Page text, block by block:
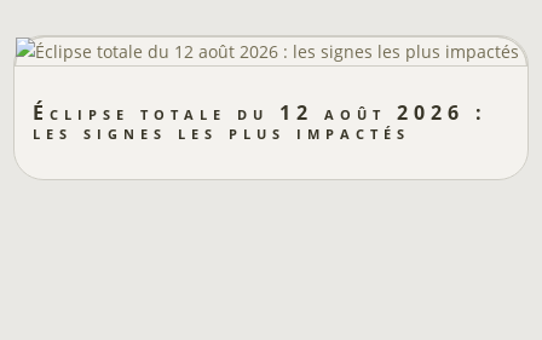
Éclipse totale du 12 août 2026 :
les signes les plus impactés